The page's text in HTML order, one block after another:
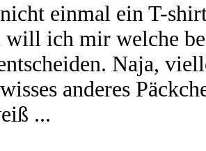
einmal ein T-
will ich mir welche
Naja,
anderes
...